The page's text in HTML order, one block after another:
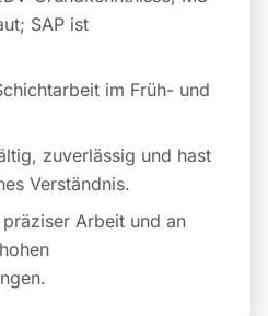
SAP ist
im Früh- und
zuverlässig und hast
Verständnis.
Arbeit und an